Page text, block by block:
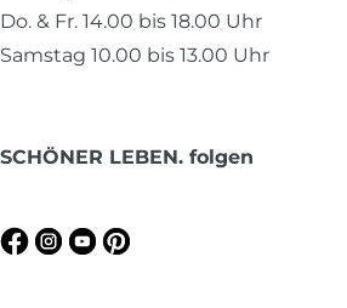
Do. & Fr. 14.00 bis 18.00 Uhr
Samstag 10.00 bis 13.00 Uhr
SCHÖNER LEBEN. folgen